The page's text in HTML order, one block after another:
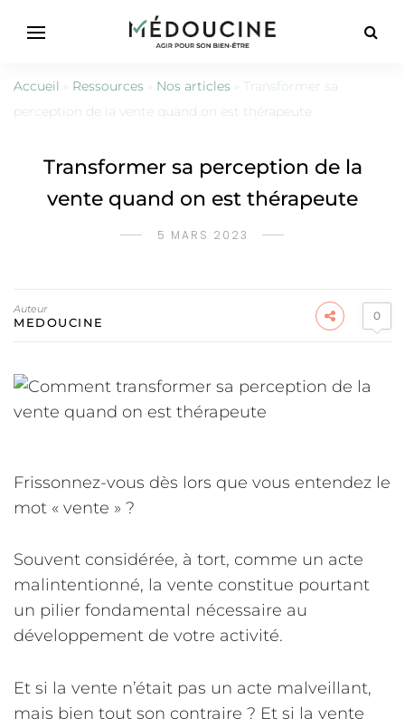
Accueil » Ressources » Nos articles » Transformer sa
perception de la vente quand on est thérapeute
Transformer sa perception de la
vente quand on est thérapeute
5 MARS 2023
Auteur
MEDOUCINE 0
Frissonnez-vous dès lors que vous entendez le
mot « vente » ?
Souvent considérée, à tort, comme un acte
malintentionné, la vente constitue pourtant
un pilier fondamental nécessaire au
développement de votre activité.
Et si la vente n’était pas un acte malveillant,
mais bien tout son contraire ? Et si la vente